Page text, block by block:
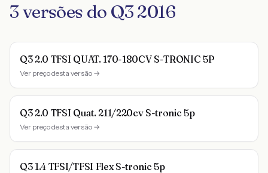
3versões do Q32016
Q3 2.0 TFSI QUAT. 170-180CV S-TRONIC 5P
Ver preço desta versão →
Q3 2.0 TFSI Quat. 211/220cv S-tronic 5p
Ver preço desta versão →
Q3 1.4 TFSI/TFSI Flex S-tronic 5p